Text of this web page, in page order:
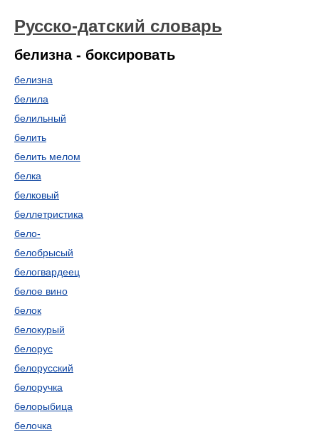
Русско-датский словарь
белизна - боксировать
белизна
белила
белильный
белить
белить мелом
белка
белковый
беллетристика
бело-
белобрысый
белогвардеец
белое вино
белок
белокурый
белорус
белорусский
белоручка
белорыбица
белочка